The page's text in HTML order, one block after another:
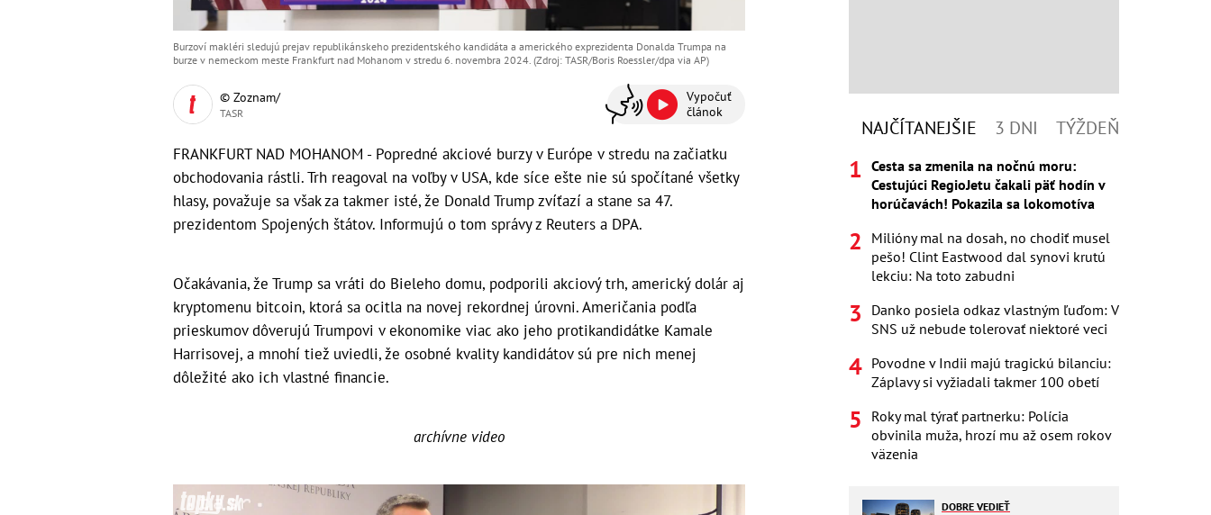
Burzoví makléri sledujú prejav republikánskeho prezidentského kandidáta a amerického exprezidenta Donalda Trumpa na
burze v nemeckom meste Frankfurt nad Mohanom v stredu 6. novembra 2024. (Zdroj: TASR/Boris Roessler/dpa via AP)
© Zoznam/
TASR
Vypočuť
článok
FRANKFURT NAD MOHANOM - Popredné akciové burzy v Európe v stredu na začiatku
obchodovania rástli. Trh reagoval na voľby v USA, kde síce ešte nie sú spočítané všetky
hlasy, považuje sa však za takmer isté, že Donald Trump zvíťazí a stane sa 47.
prezidentom Spojených štátov. Informujú o tom správy z Reuters a DPA.
Očakávania, že Trump sa vráti do Bieleho domu, podporili akciový trh, americký dolár aj
kryptomenu bitcoin, ktorá sa ocitla na novej rekordnej úrovni. Američania podľa
prieskumov dôverujú Trumpovi v ekonomike viac ako jeho protikandidátke Kamale
Harrisovej, a mnohí tiež uviedli, že osobné kvality kandidátov sú pre nich menej
dôležité ako ich vlastné financie.
archívne video
NAJČÍTANEJŠIE 3 DNI TÝŽDEŇ
Cesta sa zmenila na nočnú moru:
Cestujúci RegioJetu čakali päť hodín v
horúčavách! Pokazila sa lokomotíva
Milióny mal na dosah, no chodiť musel
pešo! Clint Eastwood dal synovi krutú
lekciu: Na toto zabudni
Danko posiela odkaz vlastným ľuďom: V
SNS už nebude tolerovať niektoré veci
Povodne v Indii majú tragickú bilanciu:
Záplavy si vyžiadali takmer 100 obetí
Roky mal týrať partnerku: Polícia
obvinila muža, hrozí mu až osem rokov
väzenia
DOBRE VEDIEŤ